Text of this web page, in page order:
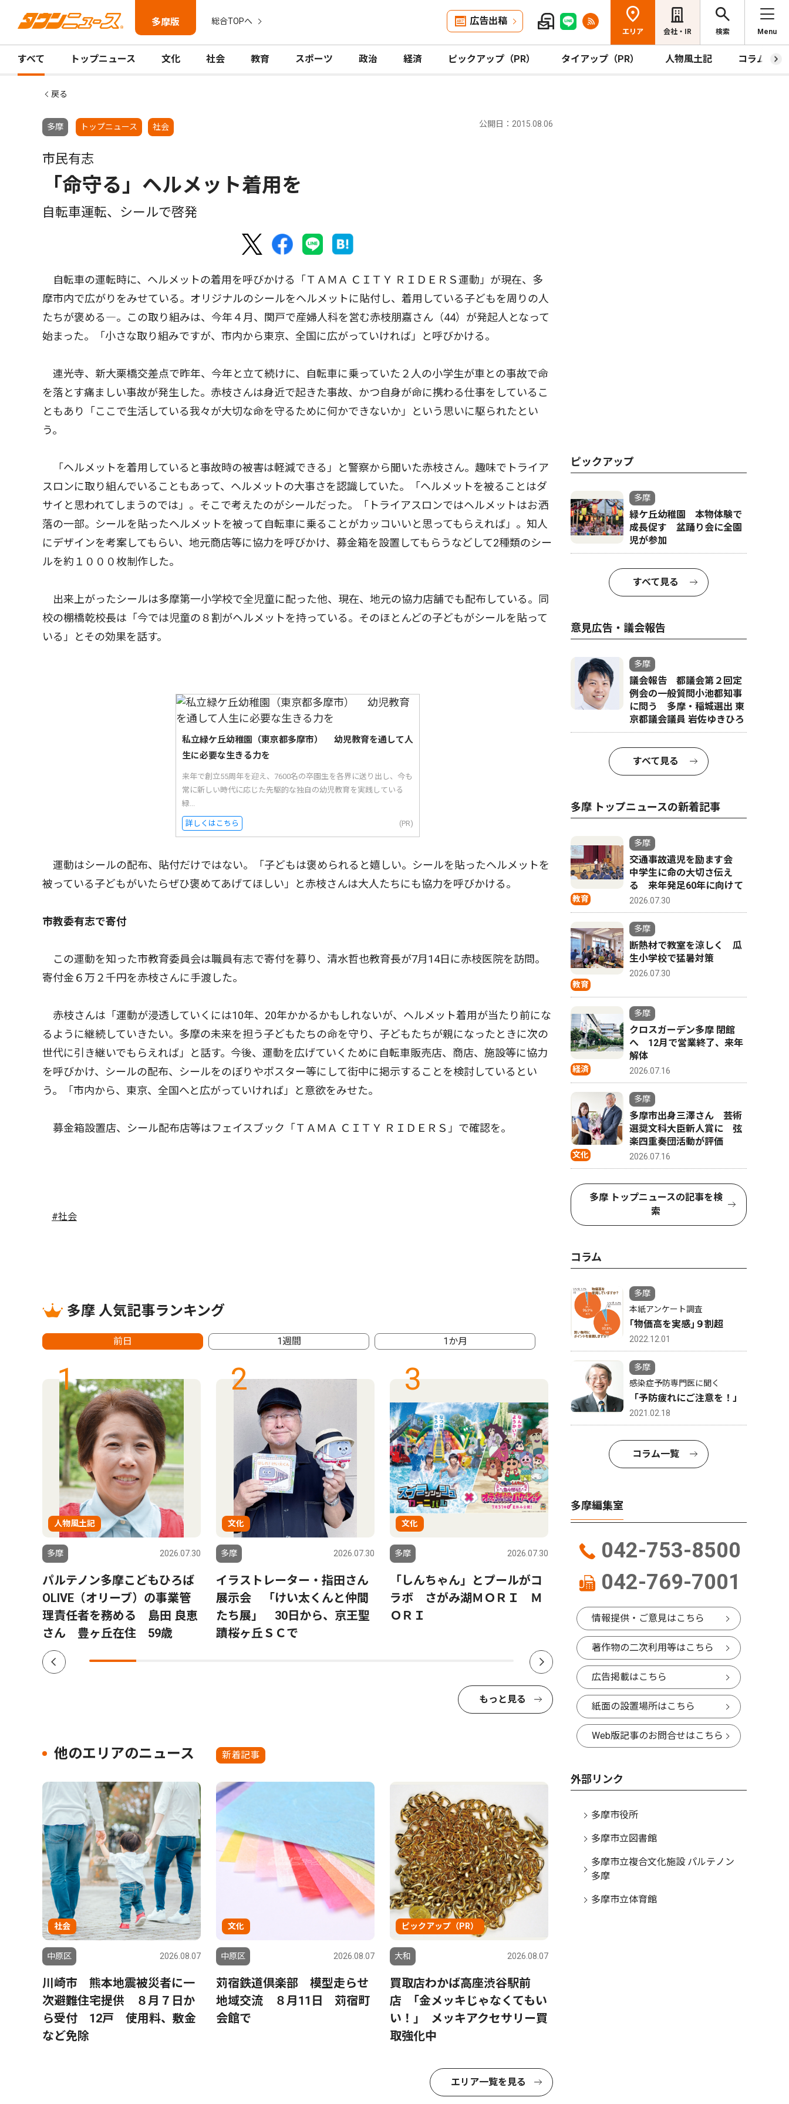
多摩版 総合TOPへ 広告出稿
エリア 会社・IR 検索 Menu
すべて トップニュース 文化 社会 教育 スポーツ 政治 経済 ピックアップ（PR） タイアップ（PR） 人物風土記 コラム
戻る
多摩 トップニュース 社会 公開日：2015.08.06
市民有志
「命守る」ヘルメット着用を
自転車運転、シールで啓発
自転車の運転時に、ヘルメットの着用を呼びかける「ＴＡＭＡ ＣＩＴＹ ＲＩＤＥＲＳ運動」が現在、多
摩市内で広がりをみせている。オリジナルのシールをヘルメットに貼付し、着用している子どもを周りの人
たちが褒める―。この取り組みは、今年４月、関戸で産婦人科を営む赤枝朋嘉さん（44）が発起人となって
始まった。「小さな取り組みですが、市内から東京、全国に広がっていければ」と呼びかける。
連光寺、新大栗橋交差点で昨年、今年と立て続けに、自転車に乗っていた２人の小学生が車との事故で命
を落とす痛ましい事故が発生した。赤枝さんは身近で起きた事故、かつ自身が命に携わる仕事をしているこ
ともあり「ここで生活している我々が大切な命を守るために何かできないか」という思いに駆られたとい
う。
「ヘルメットを着用していると事故時の被害は軽減できる」と警察から聞いた赤枝さん。趣味でトライア
スロンに取り組んでいることもあって、ヘルメットの大事さを認識していた。「ヘルメットを被ることはダ
サイと思われてしまうのでは」。そこで考えたのがシールだった。「トライアスロンではヘルメットはお洒
落の一部。シールを貼ったヘルメットを被って自転車に乗ることがカッコいいと思ってもらえれば」。知人
にデザインを考案してもらい、地元商店等に協力を呼びかけ、募金箱を設置してもらうなどして2種類のシー
ルを約１０００枚制作した。
出来上がったシールは多摩第一小学校で全児童に配った他、現在、地元の協力店舗でも配布している。同
校の棚橋乾校長は「今では児童の８割がヘルメットを持っている。そのほとんどの子どもがシールを貼って
いる」とその効果を話す。
私立緑ケ丘幼稚園（東京都多摩市） 幼児教育を通して人
生に必要な生きる力を
来年で創立55周年を迎え、7600名の卒園生を各界に送り出し、今も
常に新しい時代に応じた先駆的な独自の幼児教育を実践している
緑...
詳しくはこちら (PR)
運動はシールの配布、貼付だけではない。「子どもは褒められると嬉しい。シールを貼ったヘルメットを
被っている子どもがいたらぜひ褒めてあげてほしい」と赤枝さんは大人たちにも協力を呼びかける。
市教委有志で寄付
この運動を知った市教育委員会は職員有志で寄付を募り、清水哲也教育長が7月14日に赤枝医院を訪問。
寄付金６万２千円を赤枝さんに手渡した。
赤枝さんは「運動が浸透していくには10年、20年かかるかもしれないが、ヘルメット着用が当たり前にな
るように継続していきたい。多摩の未来を担う子どもたちの命を守り、子どもたちが親になったときに次の
世代に引き継いでもらえれば」と話す。今後、運動を広げていくために自転車販売店、商店、施設等に協力
を呼びかけ、シールの配布、シールをのぼりやポスター等にして街中に掲示することを検討しているとい
う。「市内から、東京、全国へと広がっていければ」と意欲をみせた。
募金箱設置店、シール配布店等はフェイスブック「ＴＡＭＡ ＣＩＴＹ ＲＩＤＥＲＳ」で確認を。
#社会
多摩 人気記事ランキング
前日 1週間 1か月
1
人物風土記
多摩 2026.07.30
パルテノン多摩こどもひろば
OLIVE（オリーブ）の事業管
理責任者を務める 島田 良恵
さん 豊ヶ丘在住 59歳
2
文化
多摩 2026.07.30
イラストレーター・指田さん
展示会 「けい太くんと仲間
たち展」 30日から、京王聖
蹟桜ヶ丘ＳＣで
3
文化
多摩 2026.07.30
「しんちゃん」とプールがコ
ラボ さがみ湖ＭＯＲＩ Ｍ
ＯＲＩ
4
トップニュース 経済
多摩 2026.07.16
クロスガーデン多摩 閉館へ
もっと見る
他のエリアのニュース 新着記事
社会
中原区 2026.08.07
川崎市 熊本地震被災者に一
次避難住宅提供 ８月７日か
ら受付 12戸 使用料、敷金
など免除
文化
中原区 2026.08.07
苅宿鉄道倶楽部 模型走らせ
地域交流 ８月11日 苅宿町
会館で
ピックアップ（PR）
大和 2026.08.07
買取店わかば高座渋谷駅前
店 ｢金メッキじゃなくてもい
い！｣ メッキアクセサリー買
取強化中
エリア一覧を見る
ピックアップ
多摩
緑ケ丘幼稚園 本物体験で
成長促す 盆踊り会に全園
児が参加
すべて見る
意見広告・議会報告
多摩
議会報告 都議会第２回定
例会の一般質問小池都知事
に問う 多摩・稲城選出 東
京都議会議員 岩佐ゆきひろ
すべて見る
多摩 トップニュースの新着記事
教育
多摩
交通事故遺児を励ます会
中学生に命の大切さ伝え
る 来年発足60年に向けて
2026.07.30
教育
多摩
断熱材で教室を涼しく 瓜
生小学校で猛暑対策
2026.07.30
経済
多摩
クロスガーデン多摩 閉館
へ 12月で営業終了、来年
解体
2026.07.16
文化
多摩
多摩市出身三澤さん 芸術
選奨文科大臣新人賞に 弦
楽四重奏団活動が評価
2026.07.16
多摩 トップニュースの記事を検
索
コラム
多摩
本紙アンケート調査
｢物価高を実感｣９割超
2022.12.01
多摩
感染症予防専門医に聞く
「予防疲れにご注意を！」
2021.02.18
コラム一覧
多摩編集室
042-753-8500
042-769-7001
情報提供・ご意見はこちら
著作物の二次利用等はこちら
広告掲載はこちら
紙面の設置場所はこちら
Web版記事のお問合せはこちら
外部リンク
多摩市役所
多摩市立図書館
多摩市立複合文化施設 パルテノン
多摩
多摩市立体育館